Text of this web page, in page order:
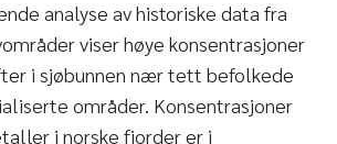
analyse av historiske data fra
viser høye konsentrasjoner
i sjøbunnen nær tett befolkede
områder. Konsentrasjoner
i norske fjorder er i